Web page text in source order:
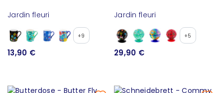
Jardin fleuri
+9
13,90 €
Jardin fleuri
+5
29,90 €